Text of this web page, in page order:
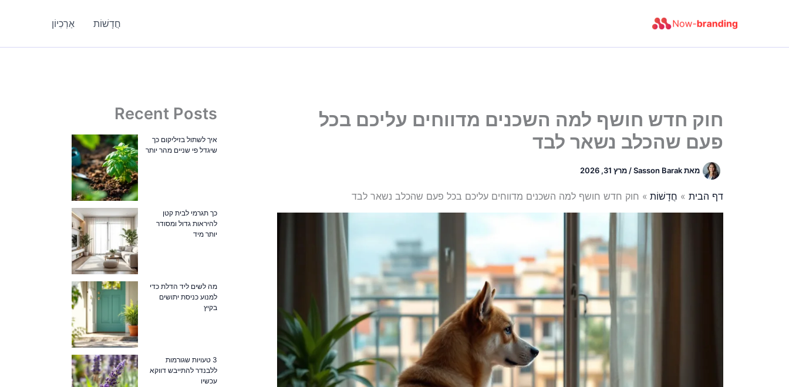
חֲדָשׁוֹת אַרְכִיוֹן
חוק חדש חושף למה השכנים מדווחים עליכם בכל
פעם שהכלב נשאר לבד
מאתSasson Barak
/ מרץ 31, 2026
דף הבית חֲדָשׁוֹת חוק חדש חושף למה השכנים מדווחים עליכם בכל פעם שהכלב נשאר לבד
Recent Posts
איך לשתול בזיליקום כך
שיגדל פי שניים מהר יותר
כך תגרמי לבית קטן
להיראות גדול ומסודר
יותר מיד
מה לשים ליד הדלת כדי
למנוע כניסת יתושים
בקיץ
3 טעויות שגורמות
ללבנדר להתייבש דווקא
עכשיו